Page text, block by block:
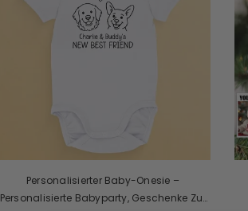
Personalisierter Baby-Onesie –
Personalisierte Babyparty, Geschenke Zur